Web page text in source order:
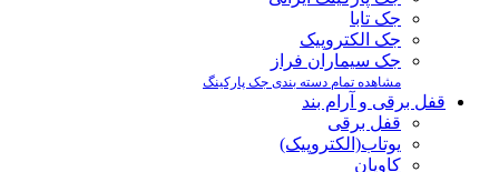
جک تابا
جک الکتروپیک
جک سیماران فراز
مشاهده تمام دسته بندی جک پارکینگ
قفل برقی و آرام بند
قفل برقی
یوتاب(الکتروپیک)
کاویان